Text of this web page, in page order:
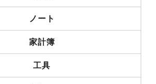
ノート
家計簿
工具